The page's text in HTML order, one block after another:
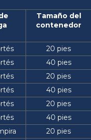
Tamaño del
contenedor
20 pies
40 pies
20 pies
40 pies
20 pies
40 pies
20 pies